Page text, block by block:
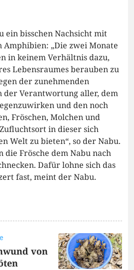
ein bisschen Nachsicht mit
„Die zwei Monate
in keinem Verhältnis dazu,
Lebensraumes berauben zu
der zunehmenden
der Verantwortung aller, dem
und den noch
Fröschen, Molchen und
in dieser sich
Welt zu bieten“, so der Nabu.
Frösche dem Nabu nach
Dafür lohne sich das
fast, meint der Nabu.
von